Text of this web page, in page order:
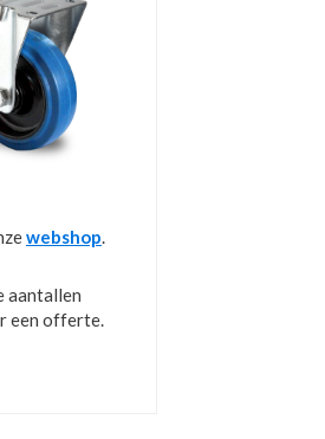
webshop.
aantallen
een offerte.